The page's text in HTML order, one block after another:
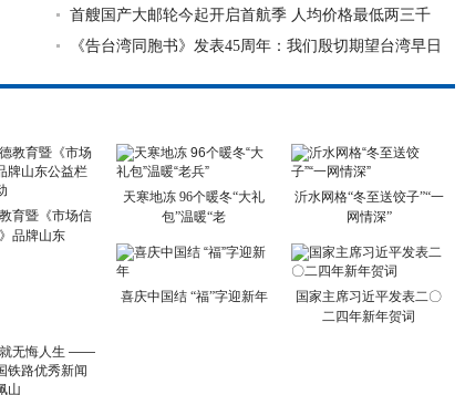
在济南
首艘国产大邮轮今起开启首航季 人均价格最低两三千
《告台湾同胞书》发表45周年：我们殷切期望台湾早日
育暨《市场信
品牌山东
天寒地冻 96个暖冬“大礼
包”温暖“老
沂水网格“冬至送饺子”“一
网情深”
喜庆中国结 “福”字迎新年
国家主席习近平发表二〇
二四年新年贺词